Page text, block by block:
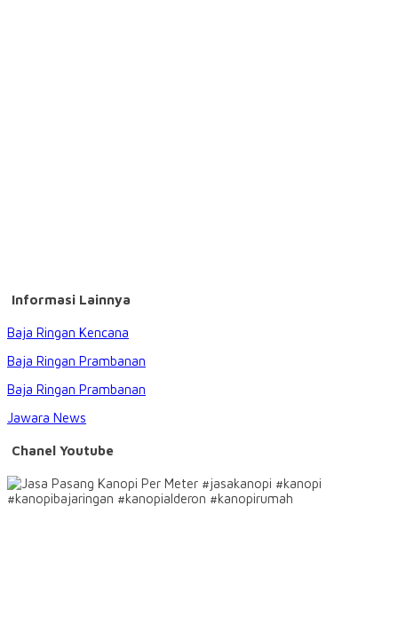
Informasi Lainnya
Baja Ringan Kencana
Baja Ringan Prambanan
Baja Ringan Prambanan
Jawara News
Chanel Youtube